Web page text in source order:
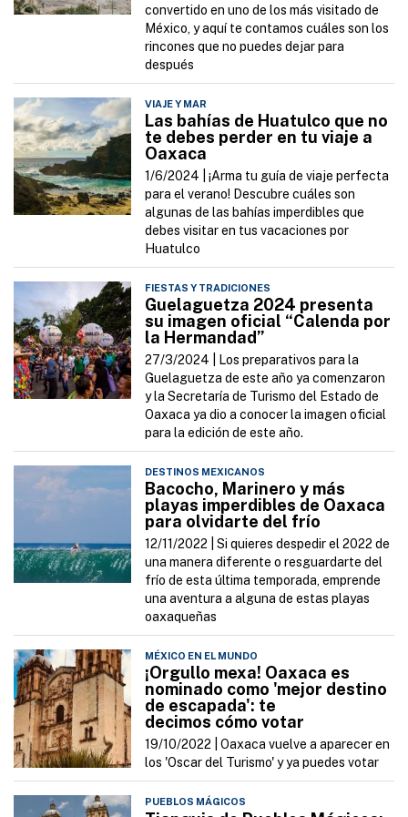
convertido en uno de los más visitado de
México, y aquí te contamos cuáles son los
rincones que no puedes dejar para
después
VIAJE Y MAR
Las bahías de Huatulco que no
te debes perder en tu viaje a
Oaxaca
1/6/2024 |¡Arma tu guía de viaje perfecta
para el verano! Descubre cuáles son
algunas de las bahías imperdibles que
debes visitar en tus vacaciones por
Huatulco
FIESTAS Y TRADICIONES
Guelaguetza 2024 presenta
su imagen oficial “Calenda por
la Hermandad”
27/3/2024 |
Los preparativos para la
Guelaguetza de este año ya comenzaron
y la Secretaría de Turismo del Estado de
Oaxaca ya dio a conocer la imagen oficial
para la edición de este año.
DESTINOS MEXICANOS
Bacocho, Marinero y más
playas imperdibles de Oaxaca
para olvidarte del frío
12/11/2022 |Si quieres despedir el 2022 de
una manera diferente o resguardarte del
frío de esta última temporada, emprende
una aventura a alguna de estas playas
oaxaqueñas
MÉXICO EN EL MUNDO
¡Orgullo mexa! Oaxaca es
nominado como 'mejor destino
de escapada': te
decimos cómo votar
19/10/2022 |Oaxaca vuelve a aparecer en
los 'Oscar del Turismo' y ya puedes votar
PUEBLOS MÁGICOS